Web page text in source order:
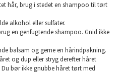
hår, brug i stedet en shampoo til tørt
alkohol eller sulfater.
en genfugtende shampoo. Gnid ikke
balsam og gerne en hårindpakning.
og dup eller stryg derefter håret
bør ikke gnubbe håret tørt med